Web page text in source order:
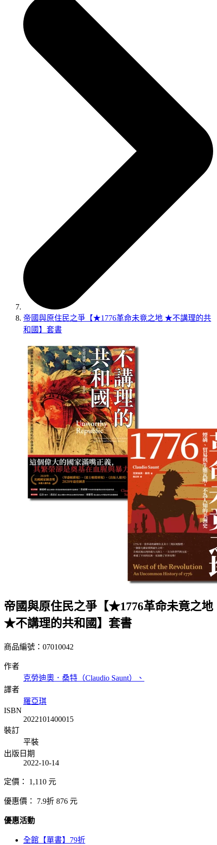
帝國與原住民之爭【★1776革命未竟之地 ★不講理的共
和國】套書
帝國與原住民之爭【★1776革命未竟之地
★不講理的共和國】套書
商品編號：07010042
作者
克勞迪奧．桑特（Claudio Saunt）、
譯者
羅亞琪
ISBN
2022101400015
裝訂
平裝
出版日期
2022-10-14
定價： 1,110 元
優惠價： 7.9折 876 元
優惠活動
全館【單書】79折